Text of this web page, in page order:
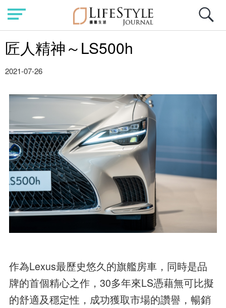
匠人精神～LS500h
2021-07-26
作為Lexus最歷史悠久的旗艦房車，同時是品
牌的首個精心之作，30多年來LS憑藉無可比擬
的舒適及穩定性，成功獲取市場的讚譽，暢銷